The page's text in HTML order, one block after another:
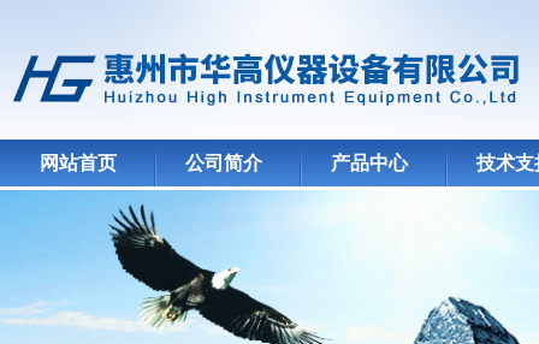
网站首页 公司简介 产品中心 技术支